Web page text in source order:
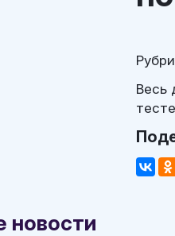
Весь
новости